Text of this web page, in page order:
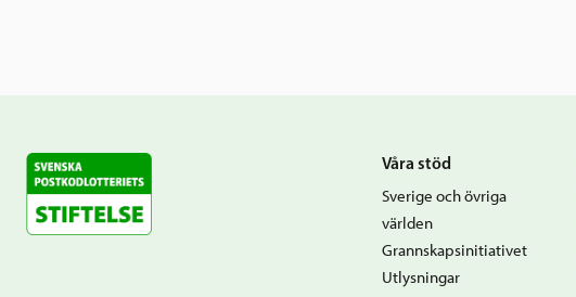
Våra stöd
Sverige och övriga
världen
Grannskapsinitiativet
Utlysningar